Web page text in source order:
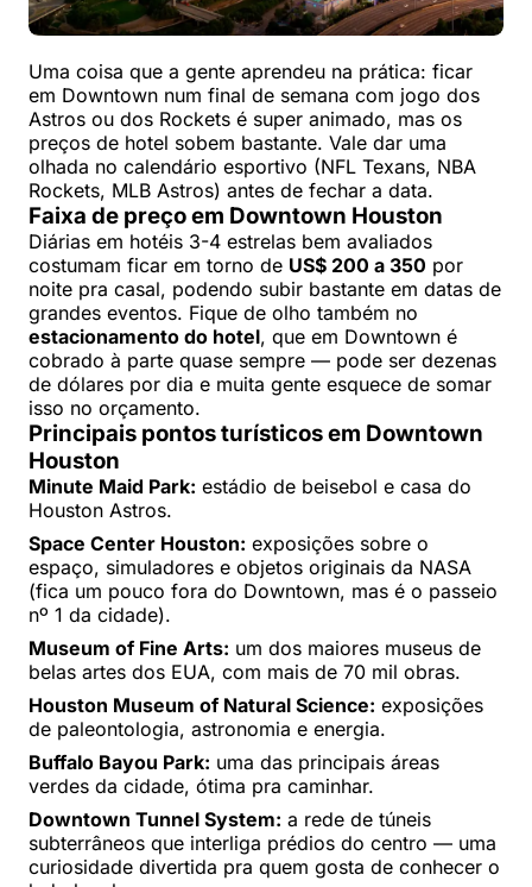
Uma coisa que a gente aprendeu na prática: ficar
em Downtown num final de semana com jogo dos
Astros ou dos Rockets é super animado, mas os
preços de hotel sobem bastante. Vale dar uma
olhada no calendário esportivo (NFL Texans, NBA
Rockets, MLB Astros) antes de fechar a data.
Faixa de preço em Downtown Houston
Diárias em hotéis 3-4 estrelas bem avaliados
costumam ficar em torno de US$ 200 a 350 por
noite pra casal, podendo subir bastante em datas de
grandes eventos. Fique de olho também no
estacionamento do hotel, que em Downtown é
cobrado à parte quase sempre — pode ser dezenas
de dólares por dia e muita gente esquece de somar
isso no orçamento.
Principais pontos turísticos em Downtown
Houston
Minute Maid Park: estádio de beisebol e casa do
Houston Astros.
Space Center Houston: exposições sobre o
espaço, simuladores e objetos originais da NASA
(fica um pouco fora do Downtown, mas é o passeio
nº 1 da cidade).
Museum of Fine Arts: um dos maiores museus de
belas artes dos EUA, com mais de 70 mil obras.
Houston Museum of Natural Science: exposições
de paleontologia, astronomia e energia.
Buffalo Bayou Park: uma das principais áreas
verdes da cidade, ótima pra caminhar.
Downtown Tunnel System: a rede de túneis
subterrâneos que interliga prédios do centro — uma
curiosidade divertida pra quem gosta de conhecer o